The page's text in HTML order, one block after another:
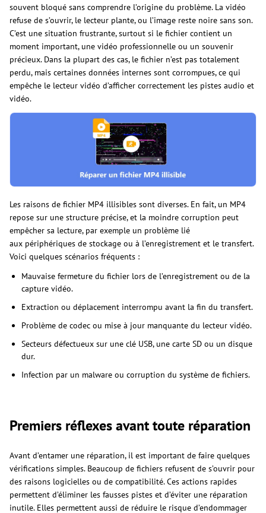
souvent bloqué sans comprendre l’origine du problème. La vidéo
refuse de s’ouvrir, le lecteur plante, ou l’image reste noire sans son.
C’est une situation frustrante, surtout si le fichier contient un
moment important, une vidéo professionnelle ou un souvenir
précieux. Dans la plupart des cas, le fichier n’est pas totalement
perdu, mais certaines données internes sont corrompues, ce qui
empêche le lecteur vidéo d’afficher correctement les pistes audio et
vidéo.
Les raisons de fichier MP4 illisibles sont diverses. En fait, un MP4
repose sur une structure précise, et la moindre corruption peut
empêcher sa lecture, par exemple un problème lié
aux périphériques de stockage ou à l’enregistrement et le transfert.
Voici quelques scénarios fréquents :
Mauvaise fermeture du fichier lors de l’enregistrement ou de la
capture vidéo.
Extraction ou déplacement interrompu avant la fin du transfert.
Problème de codec ou mise à jour manquante du lecteur vidéo.
Secteurs défectueux sur une clé USB, une carte SD ou un disque
dur.
Infection par un malware ou corruption du système de fichiers.
Premiers réflexes avant toute réparation
Avant d’entamer une réparation, il est important de faire quelques
vérifications simples. Beaucoup de fichiers refusent de s’ouvrir pour
des raisons logicielles ou de compatibilité. Ces actions rapides
permettent d’éliminer les fausses pistes et d’éviter une réparation
inutile. Elles permettent aussi de réduire le risque d’endommager